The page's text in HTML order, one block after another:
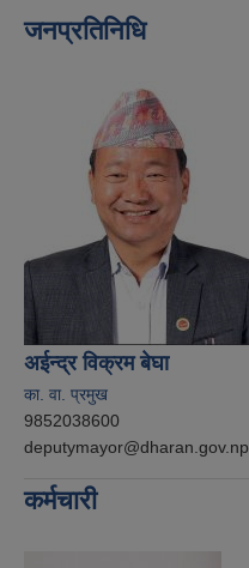
जनप्रतिनिधि
अईन्द्र विक्रम बेघा
का. वा. प्रमुख
9852038600
deputymayor@dharan.gov.np
कर्मचारी